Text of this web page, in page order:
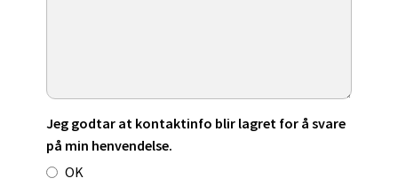
Jeg godtar at kontaktinfo blir lagret for å svare
på min henvendelse.
OK